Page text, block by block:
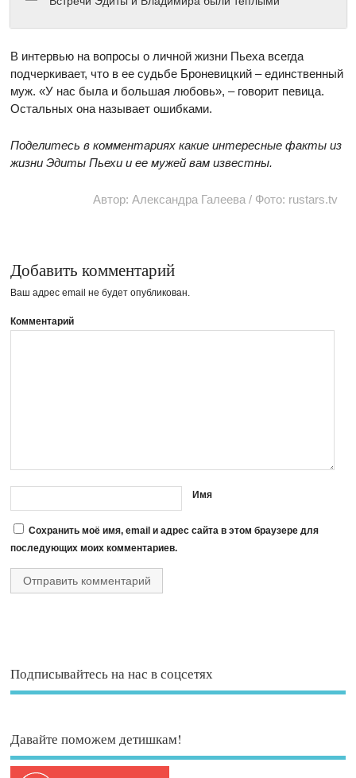
В интервью на вопросы о личной жизни Пьеха всегда
подчеркивает, что в ее судьбе Броневицкий – единственный
муж. «У нас была и большая любовь», – говорит певица.
Остальных она называет ошибками.
Поделитесь в комментариях какие интересные факты из
жизни Эдиты Пьехи и ее мужей вам известны.
Автор: Александра Галеева / Фото: rustars.tv
Добавить комментарий
Ваш адрес email не будет опубликован.
Комментарий
Имя
Сохранить моё имя, email и адрес сайта в этом браузере для
последующих моих комментариев.
Подписывайтесь на нас в соцсетях
Давайте поможем детишкам!